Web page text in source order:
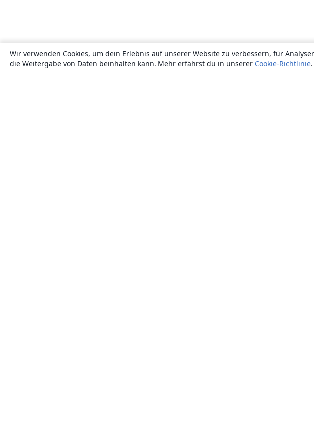
Wir verwenden Cookies, um dein Erlebnis auf unserer Website zu verbessern, für
die Weitergabe von Daten beinhalten kann. Mehr erfährst du in unserer Cookie-Richtlinie.